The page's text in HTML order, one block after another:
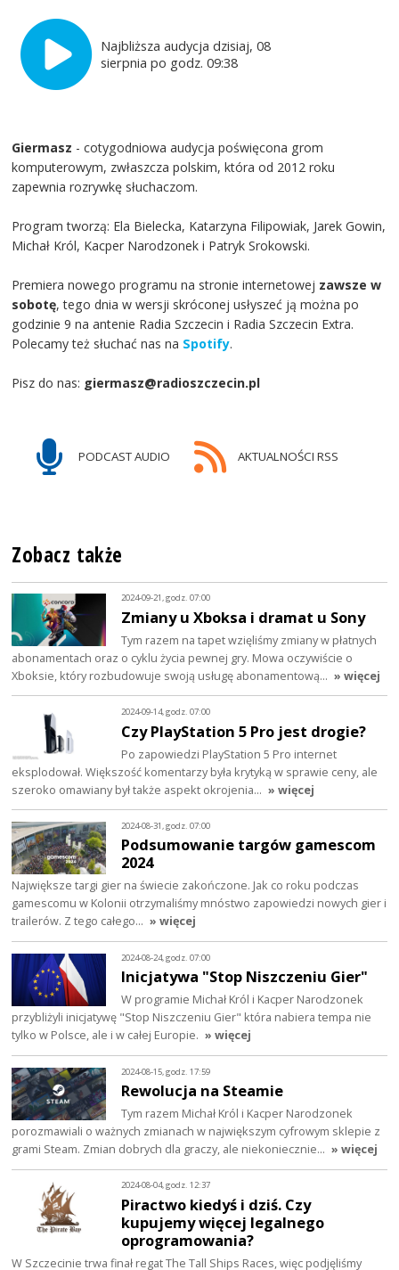
Najbliższa audycja dzisiaj, 08
sierpnia po godz. 09:38
Giermasz - cotygodniowa audycja poświęcona grom
komputerowym, zwłaszcza polskim, która od 2012 roku
zapewnia rozrywkę słuchaczom.
Program tworzą: Ela Bielecka, Katarzyna Filipowiak, Jarek Gowin,
Michał Król, Kacper Narodzonek i Patryk Srokowski.
Premiera nowego programu na stronie internetowej zawsze w
sobotę, tego dnia w wersji skróconej usłyszeć ją można po
godzinie 9 na antenie Radia Szczecin i Radia Szczecin Extra.
Polecamy też słuchać nas na Spotify.
Pisz do nas: giermasz@radioszczecin.pl
PODCAST AUDIO AKTUALNOŚCI RSS
Zobacz także
2024-09-21, godz. 07:00
Zmiany u Xboksa i dramat u Sony
Tym razem na tapet wzięliśmy zmiany w płatnych
abonamentach oraz o cyklu życia pewnej gry. Mowa oczywiście o
Xboksie, który rozbudowuje swoją usługę abonamentową… » więcej
2024-09-14, godz. 07:00
Czy PlayStation 5 Pro jest drogie?
Po zapowiedzi PlayStation 5 Pro internet
eksplodował. Większość komentarzy była krytyką w sprawie ceny, ale
szeroko omawiany był także aspekt okrojenia… » więcej
2024-08-31, godz. 07:00
Podsumowanie targów gamescom
2024
Największe targi gier na świecie zakończone. Jak co roku podczas
gamescomu w Kolonii otrzymaliśmy mnóstwo zapowiedzi nowych gier i
trailerów. Z tego całego… » więcej
2024-08-24, godz. 07:00
Inicjatywa "Stop Niszczeniu Gier"
W programie Michał Król i Kacper Narodzonek
przybliżyli inicjatywę "Stop Niszczeniu Gier" która nabiera tempa nie
tylko w Polsce, ale i w całej Europie. » więcej
2024-08-15, godz. 17:59
Rewolucja na Steamie
Tym razem Michał Król i Kacper Narodzonek
porozmawiali o ważnych zmianach w największym cyfrowym sklepie z
grami Steam. Zmian dobrych dla graczy, ale niekoniecznie… » więcej
2024-08-04, godz. 12:37
Piractwo kiedyś i dziś. Czy
kupujemy więcej legalnego
oprogramowania?
W Szczecinie trwa finał regat The Tall Ships Races, więc podjęliśmy